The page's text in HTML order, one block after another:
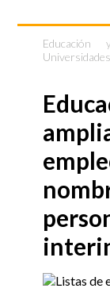
Educación